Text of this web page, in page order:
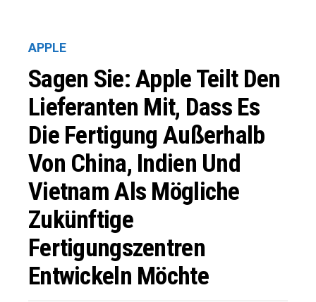
APPLE
Sagen Sie: Apple Teilt Den
Lieferanten Mit, Dass Es
Die Fertigung Außerhalb
Von China, Indien Und
Vietnam Als Mögliche
Zukünftige
Fertigungszentren
Entwickeln Möchte